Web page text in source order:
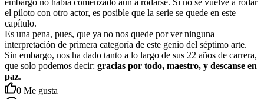
embargo no había comenzado aún a rodarse. Si no se vuelve a rodar
el piloto con otro actor, es posible que la serie se quede en este
capítulo.
Es una pena, pues, que ya no nos quede por ver ninguna
interpretación de primera categoría de este genio del séptimo arte.
Sin embargo, nos ha dado tanto a lo largo de sus 22 años de carrera,
que solo podemos decir: gracias por todo, maestro, y descanse en
paz.
0 Me gusta